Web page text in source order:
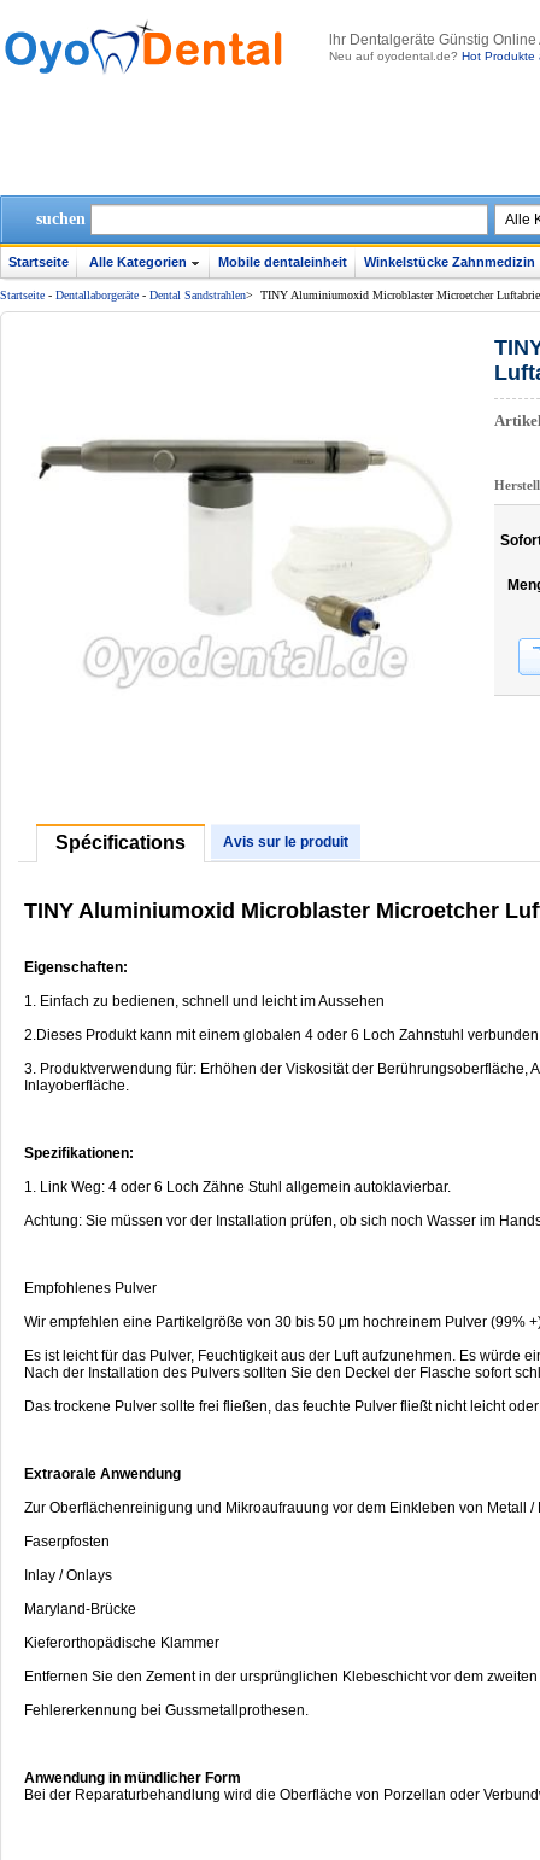
lhr Dentalgeräte Günstig
Neu auf oyodental.de? Hot Produkte
suchen
Startseite Alle Kategorien Mobile dentaleinheit Winkelstücke Zahnmedizin
Startseite - Dentallaborgeräte - Dental Sandstrahlen> TINY Aluminiumoxid Microblaster Microetcher
Spécifications Avis sur le produit
TINY Aluminiumoxid Microblaster Microetcher
Eigenschaften:
1. Einfach zu bedienen, schnell und leicht im Aussehen
2.Dieses Produkt kann mit einem globalen 4 oder 6 Loch Zahnstuhl
3. Produktverwendung für: Erhöhen der Viskosität der
Inlayoberfläche.
Spezifikationen:
1. Link Weg: 4 oder 6 Loch Zähne Stuhl allgemein autoklavierbar.
Achtung: Sie müssen vor der Installation prüfen, ob sich noch Wasser im
Empfohlenes Pulver
Wir empfehlen eine Partikelgröße von 30 bis 50 μm hochreinem Pulver (99%
Es ist leicht für das Pulver, Feuchtigkeit aus der Luft aufzunehmen. Es würde
Nach der Installation des Pulvers sollten Sie den Deckel der Flasche sofort
Das trockene Pulver sollte frei fließen, das feuchte Pulver fließt nicht leicht
Extraorale Anwendung
Zur Oberflächenreinigung und Mikroaufrauung vor dem Einkleben von Metall /
Faserpfosten
Inlay / Onlays
Maryland-Brücke
Kieferorthopädische Klammer
Entfernen Sie den Zement in der ursprünglichen Klebeschicht vor dem
Fehlererkennung bei Gussmetallprothesen.
Anwendung in mündlicher Form
Bei der Reparaturbehandlung wird die Oberfläche von Porzellan oder